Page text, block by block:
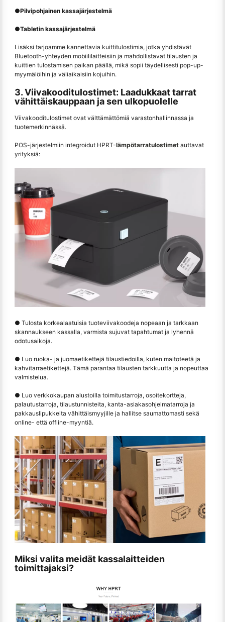
●Pilvipohjainen kassajärjestelmä
●Tabletin kassajärjestelmä
Lisäksi tarjoamme kannettavia kuittitulostimia, jotka yhdistävät
Bluetooth-yhteyden mobiililaitteisiin ja mahdollistavat tilausten ja
kuittien tulostamisen paikan päällä, mikä sopii täydellisesti pop-up-
myymälöihin ja väliaikaisiin kojuihin.
3. Viivakooditulostimet: Laadukkaat tarrat
vähittäiskauppaan ja sen ulkopuolelle
Viivakooditulostimet ovat välttämättömiä varastonhallinnassa ja
tuotemerkinnässä.
POS-järjestelmiin integroidut HPRT-lämpötarratulostimet auttavat
yrityksiä:
● Tulosta korkealaatuisia tuoteviivakoodeja nopeaan ja tarkkaan
skannaukseen kassalla, varmista sujuvat tapahtumat ja lyhennä
odotusaikoja.
● Luo ruoka- ja juomaetikettejä tilaustiedoilla, kuten maitoteetä ja
kahvitarraetikettejä. Tämä parantaa tilausten tarkkuutta ja nopeuttaa
valmistelua.
● Luo verkkokaupan alustoilla toimitustarroja, osoitekortteja,
palautustarroja, tilaustunnisteita, kanta-asiakasohjelmatarroja ja
pakkauslipukkeita vähittäismyyjille ja hallitse saumattomasti sekä
online- että offline-myyntiä.
Miksi valita meidät kassalaitteiden
toimittajaksi?